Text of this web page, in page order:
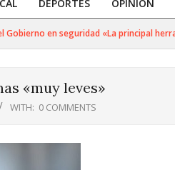
DEPORTES OPINIÓN
en seguridad «La principal
«muy leves»
WITH: 0 COMMENTS